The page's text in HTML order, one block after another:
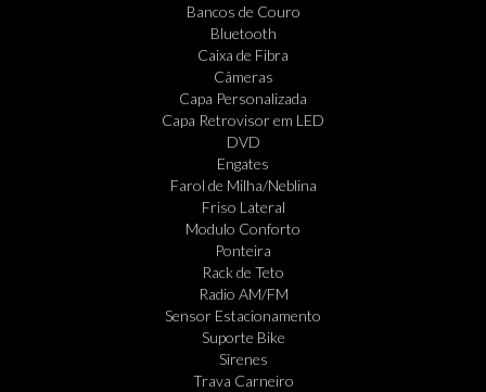
Bancos de Couro
Bluetooth
Caixa de Fibra
Câmeras
Capa Personalizada
Capa Retrovisor em LED
DVD
Engates
Farol de Milha/Neblina
Friso Lateral
Modulo Conforto
Ponteira
Rack de Teto
Radio AM/FM
Sensor Estacionamento
Suporte Bike
Sirenes
Trava Carneiro